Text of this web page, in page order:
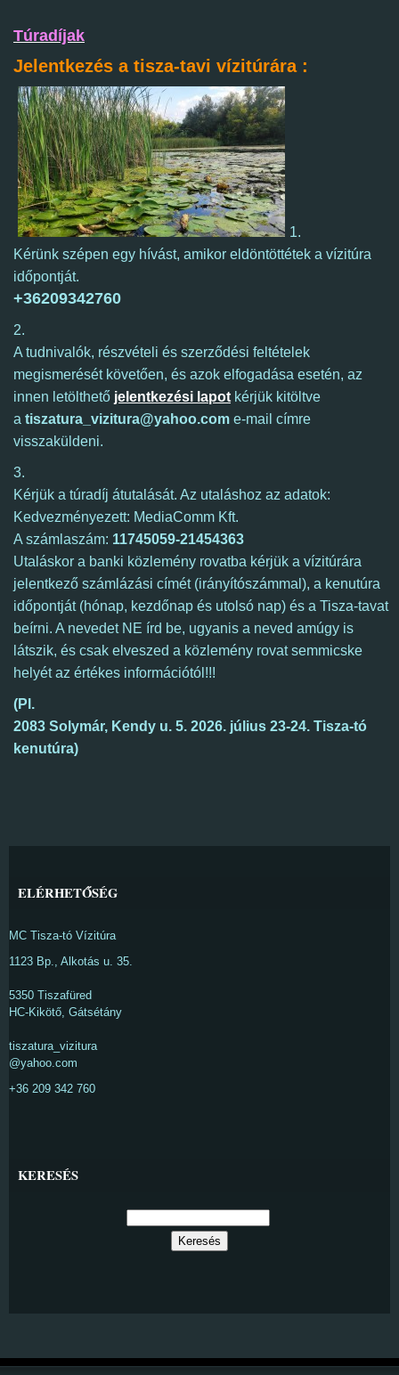
Túradíjak
Jelentkezés a tisza-tavi vízitúrára :
1.
Kérünk szépen egy hívást, amikor eldöntöttétek a vízitúra
időpontját.
+36209342760
2.
A tudnivalók, részvételi és szerződési feltételek
megismerését követően, és azok elfogadása esetén, az
innen letölthető jelentkezési lapot kérjük kitöltve
a tiszatura_vizitura@yahoo.com e-mail címre
visszaküldeni.
3.
Kérjük a túradíj átutalását. Az utaláshoz az adatok:
Kedvezményezett: MediaComm Kft.
A számlaszám: 11745059-21454363
Utaláskor a banki közlemény rovatba kérjük a vízitúrára
jelentkező számlázási címét (irányítószámmal), a kenutúra
időpontját (hónap, kezdőnap és utolsó nap) és a Tisza-tavat
beírni. A nevedet NE írd be, ugyanis a neved amúgy is
látszik, és csak elveszed a közlemény rovat semmicske
helyét az értékes információtól!!!
(Pl.
2083 Solymár, Kendy u. 5. 2026. július 23-24. Tisza-tó
kenutúra)
ELÉRHETŐSÉG
MC Tisza-tó Vízitúra
1123 Bp., Alkotás u. 35.
5350 Tiszafüred
HC-Kikötő, Gátsétány
tiszatura_vizitura
@yahoo.com
+36 209 342 760
KERESÉS